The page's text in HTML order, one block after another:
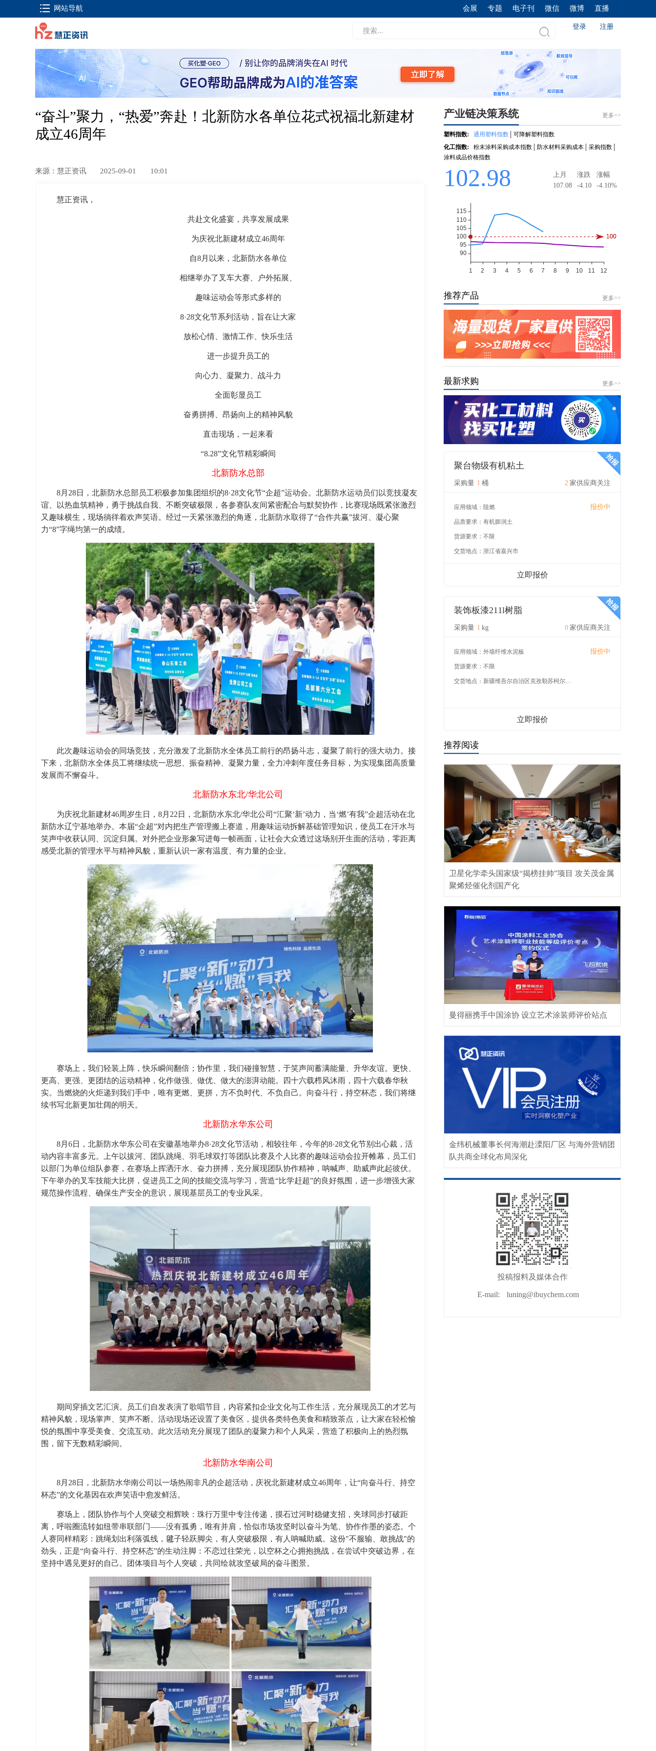
网站导航 会展 专题 电子刊 微信 微博 直播
登录 注册
“奋斗”聚力，“热爱”奔赴！北新防水各单位花式祝福北新建材
成立46周年
来源：慧正资讯 2025-09-01 10:01
慧正资讯，
共赴文化盛宴，共享发展成果
为庆祝北新建材成立46周年
自8月以来，北新防水各单位
相继举办了叉车大赛、户外拓展、
趣味运动会等形式多样的
8·28文化节系列活动，旨在让大家
放松心情、激情工作、快乐生活
进一步提升员工的
向心力、凝聚力、战斗力
全面彰显员工
奋勇拼搏、昂扬向上的精神风貌
直击现场，一起来看
“8.28”文化节精彩瞬间
北新防水总部
8月28日，北新防水总部员工积极参加集团组织的8·28文化节“企超”运动会。北新防水运动员们以竞技凝友
谊、以热血筑精神，勇于挑战自我、不断突破极限，各参赛队友间紧密配合与默契协作，比赛现场既紧张激烈
又趣味横生，现场徜徉着欢声笑语。经过一天紧张激烈的角逐，北新防水取得了“合作共赢”拔河、凝心聚
力“8”字绳均第一的成绩。
此次趣味运动会的同场竞技，充分激发了北新防水全体员工前行的昂扬斗志，凝聚了前行的强大动力。接
下来，北新防水全体员工将继续统一思想、振奋精神、凝聚力量，全力冲刺年度任务目标，为实现集团高质量
发展而不懈奋斗。
北新防水东北/华北公司
为庆祝北新建材46周岁生日，8月22日，北新防水东北/华北公司“汇聚‘新’动力，当‘燃’有我”企超活动在北
新防水辽宁基地举办。本届“企超”对内把生产管理搬上赛道，用趣味运动拆解基础管理知识，使员工在汗水与
笑声中收获认同、沉淀归属。对外把企业形象写进每一帧画面，让社会大众透过这场别开生面的活动，零距离
感受北新的管理水平与精神风貌，重新认识一家有温度、有力量的企业。
赛场上，我们轻装上阵，快乐瞬间翻倍；协作里，我们碰撞智慧，于笑声间蓄满能量、升华友谊。更快、
更高、更强、更团结的运动精神，化作做强、做优、做大的澎湃动能。四十六载栉风沐雨，四十六载春华秋
实。当燃烧的火炬递到我们手中，唯有更燃、更拼，方不负时代、不负自己。向奋斗行，持空杯态，我们将继
续书写北新更加壮阔的明天。
北新防水华东公司
8月6日，北新防水华东公司在安徽基地举办8·28文化节活动，相较往年，今年的8·28文化节别出心裁，活
动内容丰富多元。上午以拔河、团队跳绳、羽毛球双打等团队比赛及个人比赛的趣味运动会拉开帷幕，员工们
以部门为单位组队参赛，在赛场上挥洒汗水、奋力拼搏，充分展现团队协作精神，呐喊声、助威声此起彼伏。
下午举办的叉车技能大比拼，促进员工之间的技能交流与学习，营造“比学赶超”的良好氛围，进一步增强大家
规范操作流程、确保生产安全的意识，展现基层员工的专业风采。
期间穿插文艺汇演。员工们自发表演了歌唱节目，内容紧扣企业文化与工作生活，充分展现员工的才艺与
精神风貌，现场掌声、笑声不断。活动现场还设置了美食区，提供各类特色美食和精致茶点，让大家在轻松愉
悦的氛围中享受美食、交流互动。此次活动充分展现了团队的凝聚力和个人风采，营造了积极向上的热烈氛
围，留下无数精彩瞬间。
北新防水华南公司
8月28日，北新防水华南公司以一场热闹非凡的企超活动，庆祝北新建材成立46周年，让“向奋斗行、持空
杯态”的文化基因在欢声笑语中愈发鲜活。
赛场上，团队协作与个人突破交相辉映：珠行万里中专注传递，摸石过河时稳健支招，夹球同步打破距
离，呼啦圈流转如纽带串联部门——没有孤勇，唯有并肩，恰似市场攻坚时以奋斗为笔、协作作墨的姿态。个
人赛同样精彩：跳绳划出利落弧线，毽子轻跃脚尖，有人突破极限，有人呐喊助威。这份"不服输、敢挑战"的
劲头，正是“向奋斗行、持空杯态”的生动注脚：不恋过往荣光，以空杯之心拥抱挑战，在尝试中突破边界，在
坚持中遇见更好的自己。团体项目与个人突破，共同绘就攻坚破局的奋斗图景。
推荐产品 更多>>
最新求购 更多>>
聚台物级有机粘土
采购量 1 桶 2 家供应商关注
应用领域： 阻燃 报价中
品质要求： 有机膨润土
货源要求： 不限
交货地点： 浙江省嘉兴市
立即报价
装饰板漆211l树脂
采购量 1 kg 0 家供应商关注
应用领域： 外墙纤维水泥板 报价中
货源要求： 不限
交货地点： 新疆维吾尔自治区克孜勒苏柯尔克孜自治州
立即报价
推荐阅读
卫星化学牵头国家级“揭榜挂帅”项目 攻关茂金属
聚烯烃催化剂国产化
曼得丽携手中国涂协 设立艺术涂装师评价站点
金纬机械董事长何海潮赴溧阳厂区 与海外营销团
队共商全球化布局深化
投稿报料及媒体合作
E-mail: luning@ibuychem.com